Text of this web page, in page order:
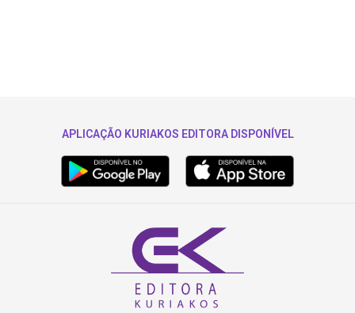
APLICAÇÃO KURIAKOS EDITORA DISPONÍVEL